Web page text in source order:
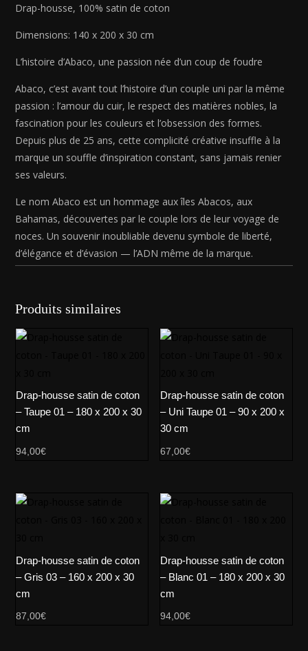
Drap-housse, 100% satin de coton
Dimensions: 140 x 200 x 30 cm
L’histoire d’Abaco, une passion née d’un coup de foudre
Abaco, c’est avant tout l’histoire d’un couple uni par la même
passion : l’amour du cuir, le respect des matières nobles, la
fascination pour les couleurs et l’obsession des formes.
Depuis plus de 25 ans, cette complicité créative insuffle à la
marque un souffle d’inspiration constant, sans jamais renier
ses valeurs.
Le nom Abaco est un hommage aux îles Abacos, aux
Bahamas, découvertes par le couple lors de leur voyage de
noces. Un souvenir inoubliable devenu symbole de liberté,
d’élégance et d’évasion — l’ADN même de la marque.
Produits similaires
Drap-housse satin de coton
– Taupe 01 – 180 x 200 x 30
cm
94,00€
Drap-housse satin de coton
– Uni Taupe 01 – 90 x 200 x
30 cm
67,00€
Drap-housse satin de coton
– Gris 03 – 160 x 200 x 30
cm
87,00€
Drap-housse satin de coton
– Blanc 01 – 180 x 200 x 30
cm
94,00€